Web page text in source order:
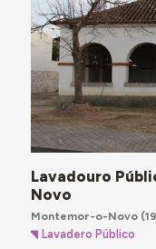
Lavadouro
Novo
Montemor-o-Novo
Lavadero Público